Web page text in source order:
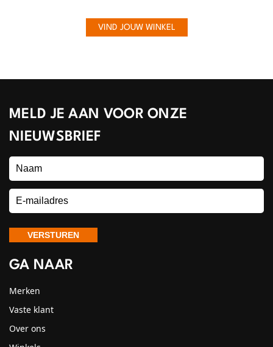
VIND JOUW WINKEL
MELD JE AAN VOOR ONZE
NIEUWSBRIEF
GA NAAR
Merken
Vaste klant
Over ons